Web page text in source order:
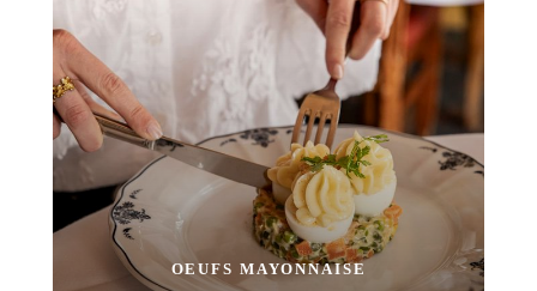
OEUFS MAYONNAISE